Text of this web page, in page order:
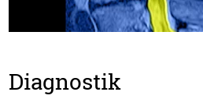
Diagnostik